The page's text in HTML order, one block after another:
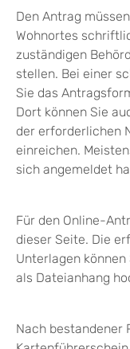
Den Antrag
Wohnortes
zuständigen
stellen. Bei einer
Sie das
Dort können Sie
der erforderlichen
einreichen.
sich angemeldet
Für den Online-
dieser Seite. Die
Unterlagen
als Dateianhang
Nach bestandener